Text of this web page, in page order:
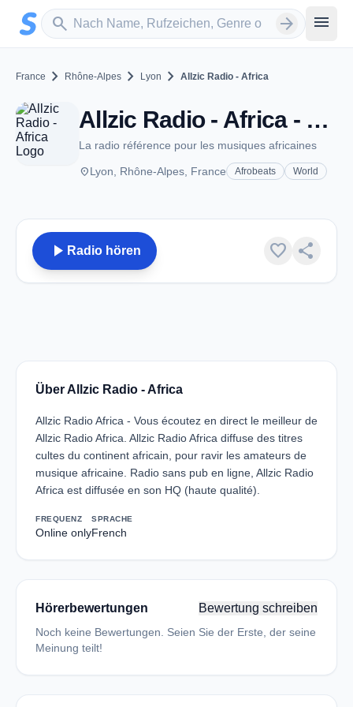
Zum Hauptinhalt springen
search
Sender suchen arrow_forward menu
France chevron_right Rhône-Alpes chevron_right Lyon chevron_right Allzic Radio - Africa
Allzic Radio - Africa - Lyon
La radio référence pour les musiques africaines
placeLyon, Rhône-Alpes, France Afrobeats World
play_arrow Radio hören favorite share
Über Allzic Radio - Africa
Allzic Radio Africa - Vous écoutez en direct le meilleur de
Allzic Radio Africa. Allzic Radio Africa diffuse des titres
cultes du continent africain, pour ravir les amateurs de
musique africaine. Radio sans pub en ligne, Allzic Radio
Africa est diffusée en son HQ (haute qualité).
FREQUENZ
Online only
SPRACHE
French
Hörerbewertungen Bewertung schreiben
Noch keine Bewertungen. Seien Sie der Erste, der seine
Meinung teilt!